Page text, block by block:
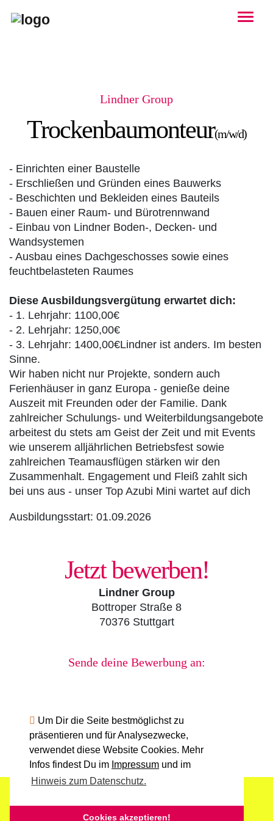
Um Dir die Seite bestmöglichst zu
präsentieren und für Analysezwecke,
verwendet diese Website Cookies. Mehr
Infos findest Du im Impressum und im
Hinweis zum Datenschutz.
Cookies akzeptieren!
Lindner Group
Trockenbaumonteur(m/w/d)
- Einrichten einer Baustelle
- Erschließen und Gründen eines Bauwerks
- Beschichten und Bekleiden eines Bauteils
- Bauen einer Raum- und Bürotrennwand
- Einbau von Lindner Boden-, Decken- und
Wandsystemen
- Ausbau eines Dachgeschosses sowie eines
feuchtbelasteten Raumes
Diese Ausbildungsvergütung erwartet dich:
- 1. Lehrjahr: 1100,00€
- 2. Lehrjahr: 1250,00€
- 3. Lehrjahr: 1400,00€Lindner ist anders. Im besten
Sinne.
Wir haben nicht nur Projekte, sondern auch
Ferienhäuser in ganz Europa - genieße deine
Auszeit mit Freunden oder der Familie. Dank
zahlreicher Schulungs- und Weiterbildungsangebote
arbeitest du stets am Geist der Zeit und mit Events
wie unserem alljährlichen Betriebsfest sowie
zahlreichen Teamausflügen stärken wir den
Zusammenhalt. Engagement und Fleiß zahlt sich
bei uns aus - unser Top Azubi Mini wartet auf dich
Ausbildungsstart: 01.09.2026
Jetzt bewerben!
Lindner Group
Bottroper Straße 8
70376 Stuttgart
Sende deine Bewerbung an:
https://www.lindner-group.com/de
Powered by:Kreis­hand­werker­schaft Stuttgart